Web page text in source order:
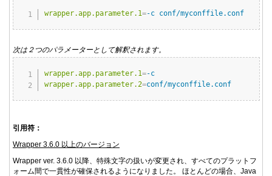
wrapper.app.parameter.1=-c conf/myconffile.conf
次は２つのパラメーターとして解釈されます。
wrapper.app.parameter.1=-c
wrapper.app.parameter.2=conf/myconffile.conf
引用符：
Wrapper 3.6.0 以上のバージョン
Wrapper ver. 3.6.0 以降、特殊文字の扱いが変更され、すべてのプラットフ
ォーム間で一貫性が確保されるようになりました。 ほとんどの場合、Java